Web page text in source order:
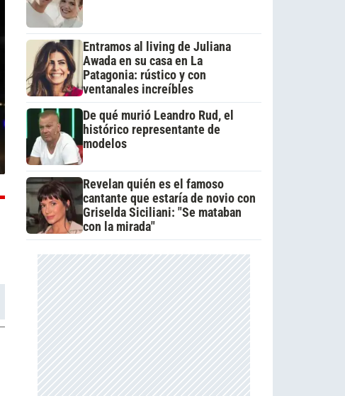
Entramos al living de Juliana
Awada en su casa en La
Patagonia: rústico y con
ventanales increíbles
De qué murió Leandro Rud, el
histórico representante de
modelos
Revelan quién es el famoso
cantante que estaría de novio con
Griselda Siciliani: "Se mataban
con la mirada"